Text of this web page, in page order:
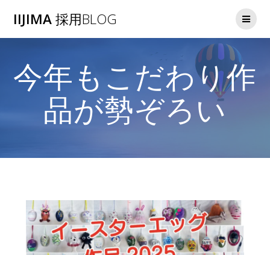
へ
ス
キ
ッ
IIJIMA採用BLOG
今年もこだわり作
品が勢ぞろい